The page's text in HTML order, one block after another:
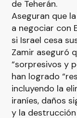
de Teherán.
Aseguran que
a negociar con
si Israel cesa
Zamir aseguró
“sorpresivos y
han logrado
incluyendo la
iraníes, daños
y la